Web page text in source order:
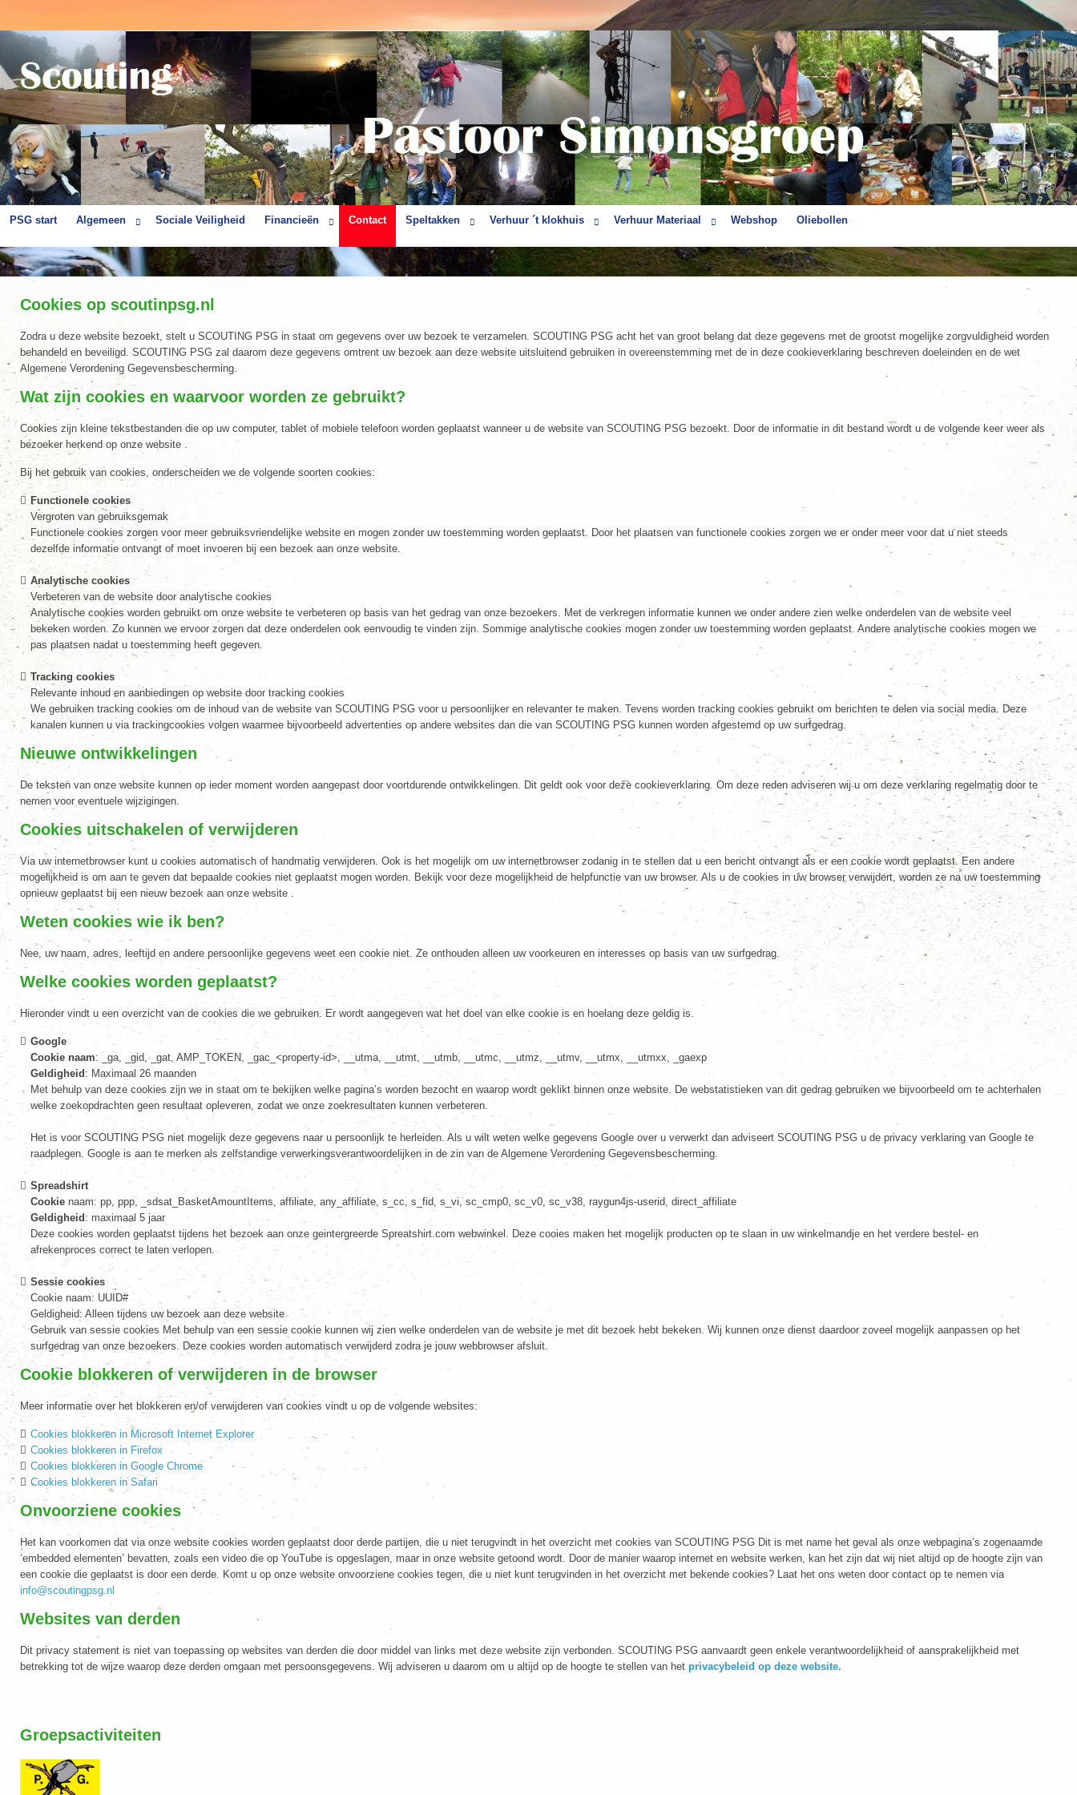
PSG start Algemeen Sociale Veiligheid Financieën Contact Speltakken Verhuur ´t klokhuis Verhuur Materiaal Webshop Oliebollen
Cookies op scoutinpsg.nl
Zodra u deze website bezoekt, stelt u SCOUTING PSG in staat om gegevens over uw bezoek te verzamelen. SCOUTING PSG acht het van groot belang dat deze gegevens met de grootst mogelijke zorgvuldigheid worden
behandeld en beveiligd. SCOUTING PSG zal daarom deze gegevens omtrent uw bezoek aan deze website uitsluitend gebruiken in overeenstemming met de in deze cookieverklaring beschreven doeleinden en de wet
Algemene Verordening Gegevensbescherming.
Wat zijn cookies en waarvoor worden ze gebruikt?
Cookies zijn kleine tekstbestanden die op uw computer, tablet of mobiele telefoon worden geplaatst wanneer u de website van SCOUTING PSG bezoekt. Door de informatie in dit bestand wordt u de volgende keer weer als
bezoeker herkend op onze website .
Bij het gebruik van cookies, onderscheiden we de volgende soorten cookies:
Functionele cookies
Vergroten van gebruiksgemak
Functionele cookies zorgen voor meer gebruiksvriendelijke website en mogen zonder uw toestemming worden geplaatst. Door het plaatsen van functionele cookies zorgen we er onder meer voor dat u niet steeds
dezelfde informatie ontvangt of moet invoeren bij een bezoek aan onze website.
Analytische cookies
Verbeteren van de website door analytische cookies
Analytische cookies worden gebruikt om onze website te verbeteren op basis van het gedrag van onze bezoekers. Met de verkregen informatie kunnen we onder andere zien welke onderdelen van de website veel
bekeken worden. Zo kunnen we ervoor zorgen dat deze onderdelen ook eenvoudig te vinden zijn. Sommige analytische cookies mogen zonder uw toestemming worden geplaatst. Andere analytische cookies mogen we
pas plaatsen nadat u toestemming heeft gegeven.
Tracking cookies
Relevante inhoud en aanbiedingen op website door tracking cookies
We gebruiken tracking cookies om de inhoud van de website van SCOUTING PSG voor u persoonlijker en relevanter te maken. Tevens worden tracking cookies gebruikt om berichten te delen via social media. Deze
kanalen kunnen u via trackingcookies volgen waarmee bijvoorbeeld advertenties op andere websites dan die van SCOUTING PSG kunnen worden afgestemd op uw surfgedrag.
Nieuwe ontwikkelingen
De teksten van onze website kunnen op ieder moment worden aangepast door voortdurende ontwikkelingen. Dit geldt ook voor deze cookieverklaring. Om deze reden adviseren wij u om deze verklaring regelmatig door te
nemen voor eventuele wijzigingen.
Cookies uitschakelen of verwijderen
Via uw internetbrowser kunt u cookies automatisch of handmatig verwijderen. Ook is het mogelijk om uw internetbrowser zodanig in te stellen dat u een bericht ontvangt als er een cookie wordt geplaatst. Een andere
mogelijkheid is om aan te geven dat bepaalde cookies niet geplaatst mogen worden. Bekijk voor deze mogelijkheid de helpfunctie van uw browser. Als u de cookies in uw browser verwijdert, worden ze na uw toestemming
opnieuw geplaatst bij een nieuw bezoek aan onze website .
Weten cookies wie ik ben?
Nee, uw naam, adres, leeftijd en andere persoonlijke gegevens weet een cookie niet. Ze onthouden alleen uw voorkeuren en interesses op basis van uw surfgedrag.
Welke cookies worden geplaatst?
Hieronder vindt u een overzicht van de cookies die we gebruiken. Er wordt aangegeven wat het doel van elke cookie is en hoelang deze geldig is.
Google
Cookie naam: _ga, _gid, _gat, AMP_TOKEN, _gac_<property-id>, __utma, __utmt, __utmb, __utmc, __utmz, __utmv, __utmx, __utmxx, _gaexp
Geldigheid : Maximaal 26 maanden
Met behulp van deze cookies zijn we in staat om te bekijken welke pagina’s worden bezocht en waarop wordt geklikt binnen onze website. De webstatistieken van dit gedrag gebruiken we bijvoorbeeld om te achterhalen
welke zoekopdrachten geen resultaat opleveren, zodat we onze zoekresultaten kunnen verbeteren.
Het is voor SCOUTING PSG niet mogelijk deze gegevens naar u persoonlijk te herleiden. Als u wilt weten welke gegevens Google over u verwerkt dan adviseert SCOUTING PSG u de privacy verklaring van Google te
raadplegen. Google is aan te merken als zelfstandige verwerkingsverantwoordelijken in de zin van de Algemene Verordening Gegevensbescherming.
Spreadshirt
Cookie naam: pp, ppp, _sdsat_BasketAmountItems, affiliate, any_affiliate, s_cc, s_fid, s_vi, sc_cmp0, sc_v0, sc_v38, raygun4js-userid, direct_affiliate
Geldigheid : maximaal 5 jaar
Deze cookies worden geplaatst tijdens het bezoek aan onze geintergreerde Spreatshirt.com webwinkel. Deze cooies maken het mogelijk producten op te slaan in uw winkelmandje en het verdere bestel- en
afrekenproces correct te laten verlopen.
Sessie cookies
Cookie naam: UUID#
Geldigheid: Alleen tijdens uw bezoek aan deze website
Gebruik van sessie cookies Met behulp van een sessie cookie kunnen wij zien welke onderdelen van de website je met dit bezoek hebt bekeken. Wij kunnen onze dienst daardoor zoveel mogelijk aanpassen op het
surfgedrag van onze bezoekers. Deze cookies worden automatisch verwijderd zodra je jouw webbrowser afsluit.
Cookie blokkeren of verwijderen in de browser
Meer informatie over het blokkeren en/of verwijderen van cookies vindt u op de volgende websites:
Cookies blokkeren in Microsoft Internet Explorer
Cookies blokkeren in Firefox
Cookies blokkeren in Google Chrome
Cookies blokkeren in Safari
Onvoorziene cookies
Het kan voorkomen dat via onze website cookies worden geplaatst door derde partijen, die u niet terugvindt in het overzicht met cookies van SCOUTING PSG Dit is met name het geval als onze webpagina’s zogenaamde
‘embedded elementen’ bevatten, zoals een video die op YouTube is opgeslagen, maar in onze website getoond wordt. Door de manier waarop internet en website werken, kan het zijn dat wij niet altijd op de hoogte zijn van
een cookie die geplaatst is door een derde. Komt u op onze website onvoorziene cookies tegen, die u niet kunt terugvinden in het overzicht met bekende cookies? Laat het ons weten door contact op te nemen via
info@scoutingpsg.nl
Websites van derden
Dit privacy statement is niet van toepassing op websites van derden die door middel van links met deze website zijn verbonden. SCOUTING PSG aanvaardt geen enkele verantwoordelijkheid of aansprakelijkheid met
betrekking tot de wijze waarop deze derden omgaan met persoonsgegevens. Wij adviseren u daarom om u altijd op de hoogte te stellen van het privacybeleid op deze website.
Groepsactiviteiten